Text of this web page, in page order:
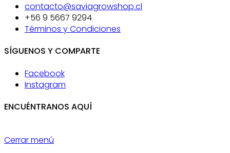
contacto@saviagrowshop.cl
+56 9 5667 9294
Términos y Condiciones
SÍGUENOS Y COMPARTE
Facebook
Instagram
ENCUÉNTRANOS AQUÍ
Cerrar menú